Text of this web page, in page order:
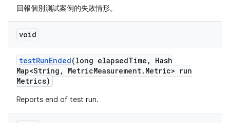
回報個別測試案例的失敗情形。
void
testRunEnded(long elapsedTime ,
Hash
Map<String , MetricMeasurement. Metric> run
Metrics)
Reports end of test run.